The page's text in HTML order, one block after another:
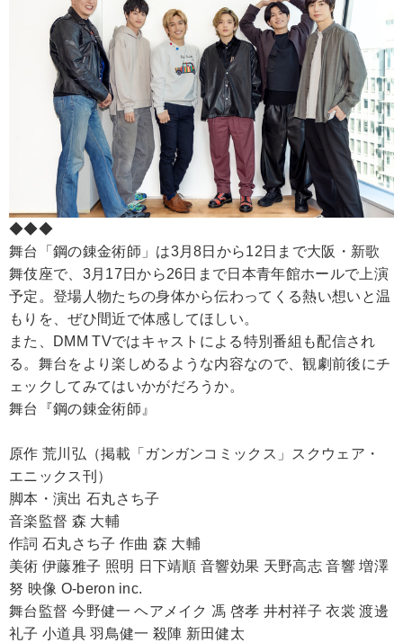
◆◆◆
舞台「鋼の錬金術師」は3月8日から12日まで大阪・新歌
舞伎座で、3月17日から26日まで日本青年館ホールで上演
予定。登場人物たちの身体から伝わってくる熱い想いと温
もりを、ぜひ間近で体感してほしい。
また、DMM TVではキャストによる特別番組も配信され
る。舞台をより楽しめるような内容なので、観劇前後にチ
ェックしてみてはいかがだろうか。
舞台『鋼の錬金術師』
原作 荒川弘（掲載「ガンガンコミックス」スクウェア・
エニックス刊）
脚本・演出 石丸さち子
音楽監督 森 大輔
作詞 石丸さち子 作曲 森 大輔
美術 伊藤雅子 照明 日下靖順 音響効果 天野高志 音響 増澤
努 映像 O-beron inc.
舞台監督 今野健一 ヘアメイク 馮 啓孝 井村祥子 衣裳 渡邊
礼子 小道具 羽鳥健一 殺陣 新田健太